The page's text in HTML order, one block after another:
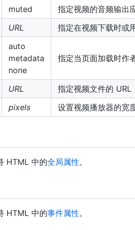
muted
指定视频的音频输出
URL 指定在视频下载时或
auto
metadata
none
指定当页面加载时作
URL
指定视频文件的 URL
pixels 设置视频播放器的宽
HTML 中的全局属性。
HTML 中的事件属性。